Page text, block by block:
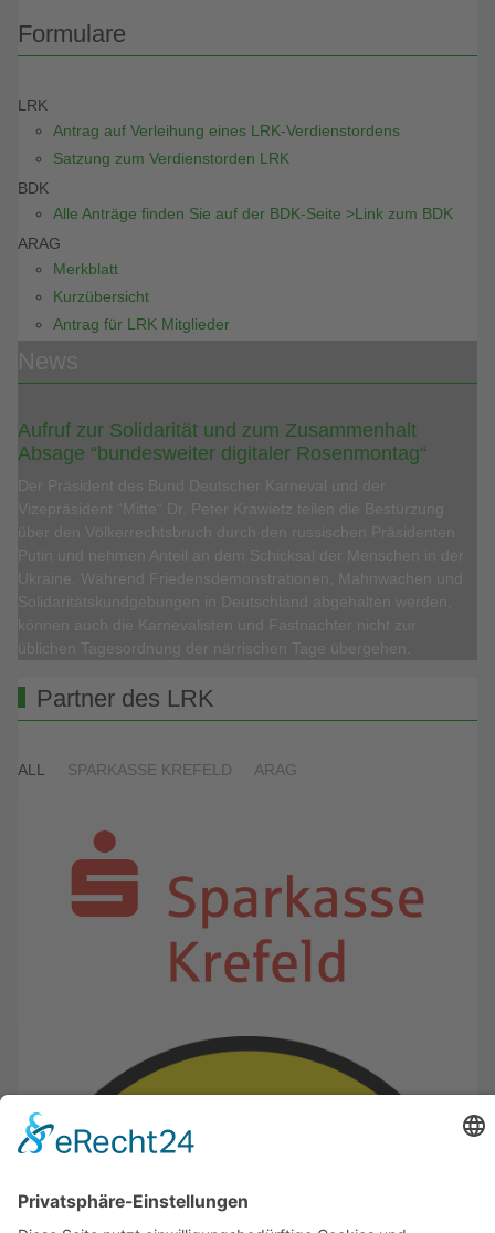
Formulare
LRK
Antrag auf Verleihung eines LRK-Verdienstordens
Satzung zum Verdienstorden LRK
BDK
Alle Anträge finden Sie auf der BDK-Seite >Link zum BDK
ARAG
Merkblatt
Kurzübersicht
Antrag für LRK Mitglieder
Aufruf zur Solidarität und zum Zusammenhalt
Absage “bundesweiter digitaler Rosenmontag“
Partner des LRK
ALL SPARKASSE KREFELD ARAG